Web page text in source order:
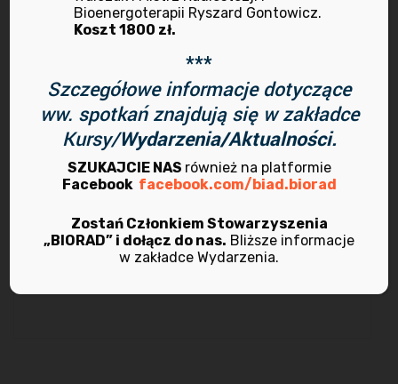
październik 2021
maj 2021
kwiecień 2021
marzec 2021
listopad 2020
Bioenergoterapii Ryszard Gontowicz.
Koszt 1800 zł.
***
Szczegółowe informacje dotyczące
ww. spotkań znajdują się w zakładce
Kursy/Wydarzenia/Aktualności.
SZUKAJCIE NAS również na platformie
Facebook facebook.com/biad.biorad
Zostań Członkiem Stowarzyszenia
„BIORAD” i dołącz do nas. Bliższe informacje
w zakładce Wydarzenia.